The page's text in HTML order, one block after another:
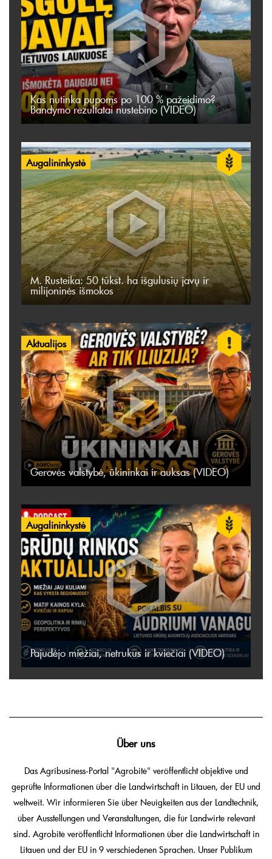
Kas nutinka pupoms po 100 % pažeidimo?
Bandymo rezultatai nustebino (VIDEO)
Augalininkystė
M. Rusteika: 50 tūkst. ha išgulusių javų ir
milijoninės išmokos
Aktualijos
Gerovės valstybė, ūkininkai ir auksas (VIDEO)
Augalininkystė
Pajudėjo miežiai, netrukus ir kviečiai (VIDEO)
Über uns
Das Agribusiness-Portal "Agrobitė" veröffentlicht objektive und
geprüfte Informationen über die Landwirtschaft in Litauen, der EU und
weltweit. Wir informieren Sie über Neuigkeiten aus der Landtechnik,
über Ausstellungen und Veranstaltungen, die für Landwirte relevant
sind. Agrobitė veröffentlicht Informationen über die Landwirtschaft in
Litauen und der EU in 9 verschiedenen Sprachen. Unser Publikum